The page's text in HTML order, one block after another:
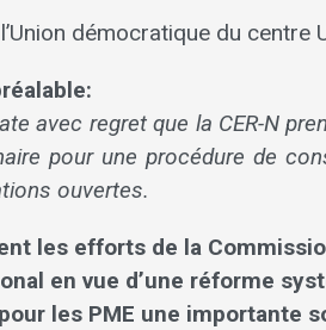
démocratique du centre
avec regret que la CER-N
pour une procédure de
ouvertes.
les efforts de la
en vue d’une réforme
les PME une importante